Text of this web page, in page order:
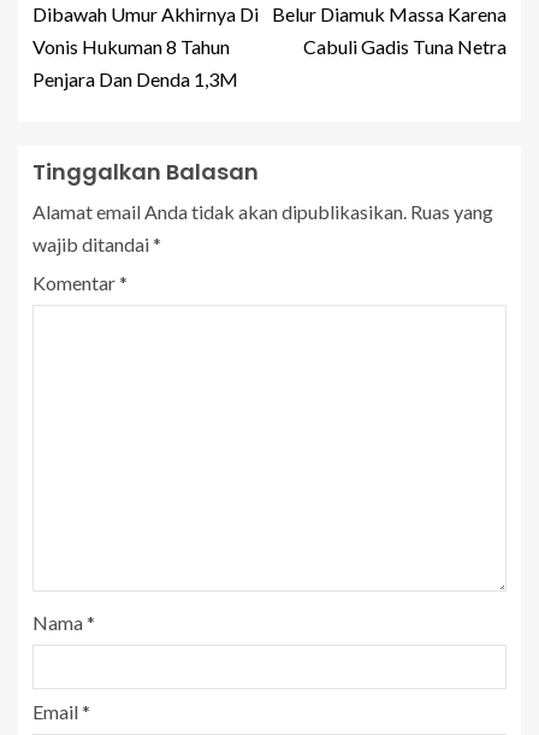
Dibawah Umur Akhirnya Di
Vonis Hukuman 8 Tahun
Penjara Dan Denda 1,3M
Belur Diamuk Massa Karena
Cabuli Gadis Tuna Netra
Tinggalkan Balasan
Alamat email Anda tidak akan dipublikasikan. Ruas yang
wajib ditandai*
Komentar*
Nama*
Email*